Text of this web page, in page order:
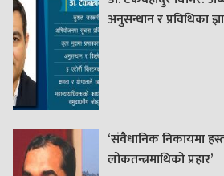
अनुसन्धान र प्रविधिका
‘संवैधानिक निकायमा
लोकतन्त्रमाथिको प्रहार’